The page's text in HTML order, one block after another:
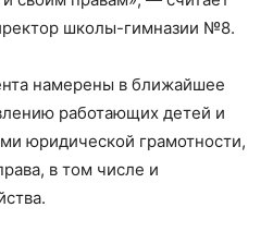
школы-гимназии №8.
намерены в ближайшее
работающих детей и
юридической грамотности,
в том числе и